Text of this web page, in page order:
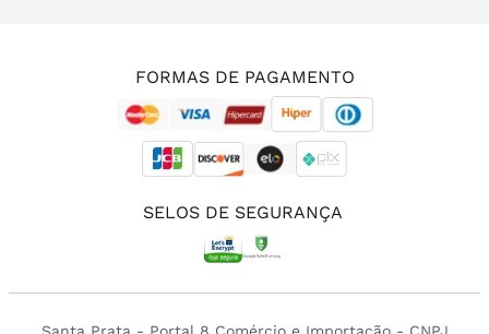
FORMAS DE PAGAMENTO
SELOS DE SEGURANÇA